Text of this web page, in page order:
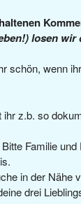
losen
schön, wenn
z.b. so
Bitte Familie
in der
drei